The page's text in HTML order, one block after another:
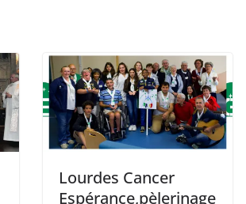
Lourdes Cancer
Espérance,pèlerinage